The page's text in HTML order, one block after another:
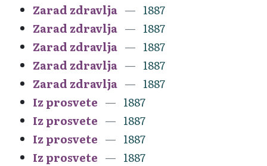
Zarad zdravlja
1887
Zarad zdravlja
1887
Zarad zdravlja
1887
Zarad zdravlja
1887
Zarad zdravlja
1887
Iz prosvete
1887
Iz prosvete
1887
Iz prosvete
1887
Iz prosvete
1887